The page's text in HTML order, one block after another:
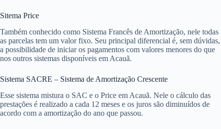
Sitema Price
Também conhecido como Sistema Francês de Amortização, nele todas
as parcelas tem um valor fixo. Seu principal diferencial é, sem dúvidas,
a possibilidade de iniciar os pagamentos com valores menores do que
nos outros sistemas disponíveis em Acauã.
Sistema SACRE – Sistema de Amortização Crescente
Esse sistema mistura o SAC e o Price em Acauã. Nele o cálculo das
prestações é realizado a cada 12 meses e os juros são diminuídos de
acordo com a amortização do ano que passou.